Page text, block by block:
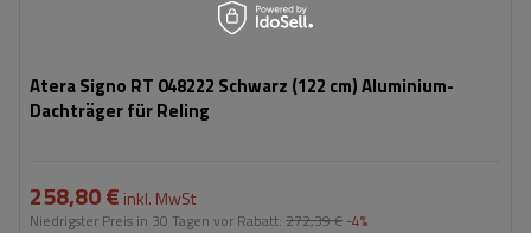
Atera Signo RT 048222 Schwarz (122 cm) Aluminium-
Dachträger für Reling
258,80 € inkl. MwSt
Niedrigster Preis in 30 Tagen vor Rabatt: 272,39 € -4%